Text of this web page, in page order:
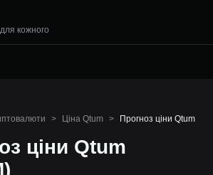
кожного
> Ціна Qtum > Прогноз ціни Qtum
ціни Qtum